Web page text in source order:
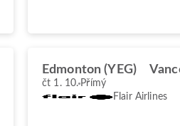
Edmonton (YEG)
čt 1. 10. Přímý
Flair Airlines